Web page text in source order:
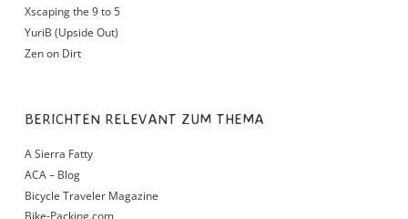
Xscaping the 9 to 5
YuriB (Upside Out)
Zen on Dirt
BERICHTEN RELEVANT ZUM THEMA
A Sierra Fatty
ACA – Blog
Bicycle Traveler Magazine